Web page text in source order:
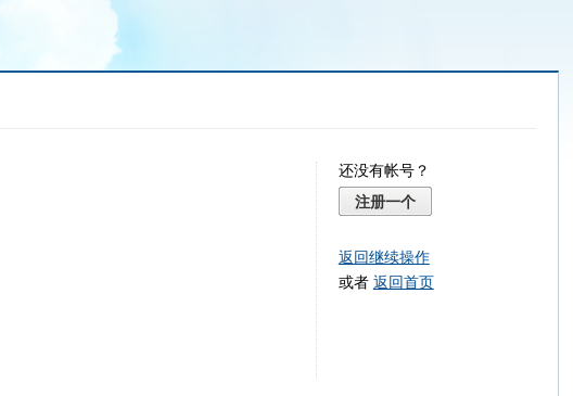
还没有帐号？
注册一个
返回继续操作
或者 返回首页